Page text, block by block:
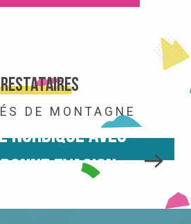
DE MONTAGNE
NORDIQUE AVEC
EVASION